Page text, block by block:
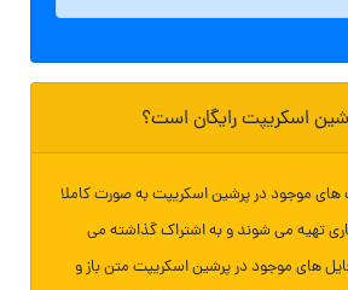
اسکریپت رایگان است؟
های موجود در پرشین اسکریپت به صورت کاملا
تهیه می شوند و به اشتراک گذاشته می
های موجود در پرشین اسکریپت متن باز و